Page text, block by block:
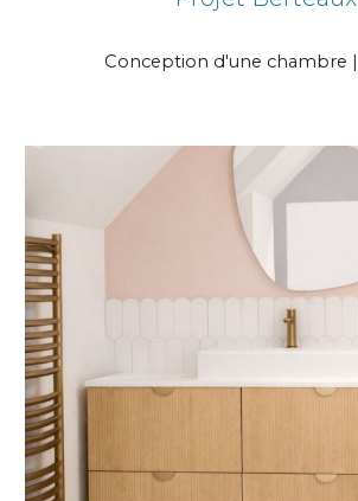
Conception d'une chambre |